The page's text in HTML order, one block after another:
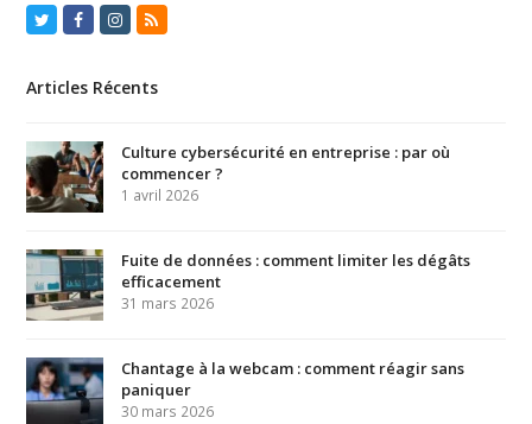
TwitterFacebook
Instagram
RSS
Articles Récents
Culture cybersécurité en entreprise : par où
commencer ?
1 avril 2026
Fuite de données : comment limiter les dégâts
efficacement
31 mars 2026
Chantage à la webcam : comment réagir sans
paniquer
30 mars 2026